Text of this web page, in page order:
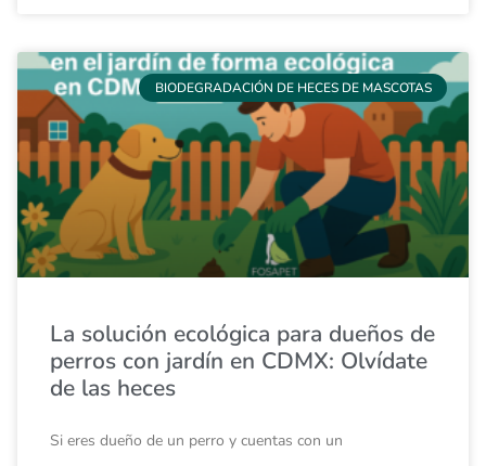
BIODEGRADACIÓN DE HECES DE MASCOTAS
La solución ecológica para dueños de
perros con jardín en CDMX: Olvídate
de las heces
Si eres dueño de un perro y cuentas con un